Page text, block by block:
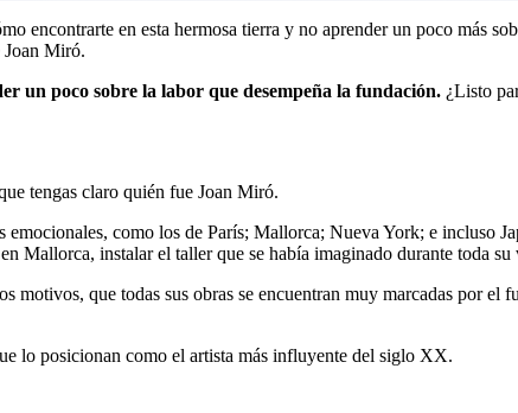
encontrarte en esta hermosa tierra y no aprender un poco más
Joan Miró.
un poco sobre la labor que desempeña la fundación. ¿Listo
tengas claro quién fue Joan Miró.
como los de París; Mallorca; Nueva York; e incluso
Mallorca, instalar el taller que se había imaginado durante toda su
motivos, que todas sus obras se encuentran muy marcadas por el
lo posicionan como el artista más influyente del siglo XX.